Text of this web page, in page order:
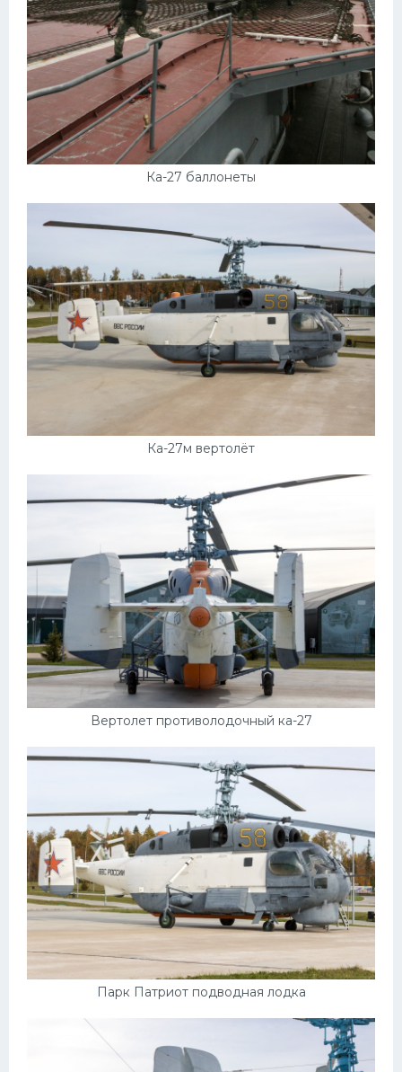
Ка-27 баллонеты
Ка-27м вертолёт
Вертолет противолодочный ка-27
Парк Патриот подводная лодка